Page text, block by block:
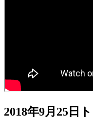
2018年9月25日